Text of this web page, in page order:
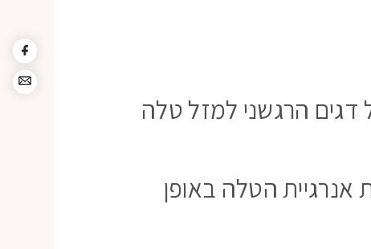
הרגשני למזל טלה
הטלה באופן